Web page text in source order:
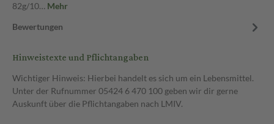
82g/10… Mehr
Bewertungen
Hinweistexte und Pflichtangaben
Wichtiger Hinweis: Hierbei handelt es sich um ein Lebensmittel.
Unter der Rufnummer 05424 6 470 100 geben wir dir gerne
Auskunft über die Pflichtangaben nach LMIV.